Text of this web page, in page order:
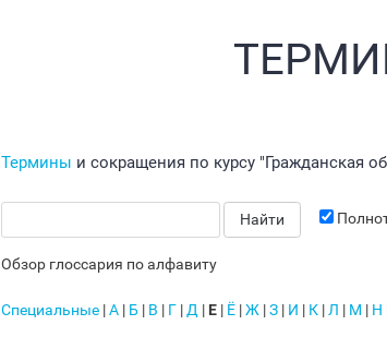
Термины и сокращения по курсу "Гражданская
Обзор глоссария по алфавиту
Специальные |А | Б | В | Г | Д | Е | Ё |Ж |З | И | К | Л | М | Н